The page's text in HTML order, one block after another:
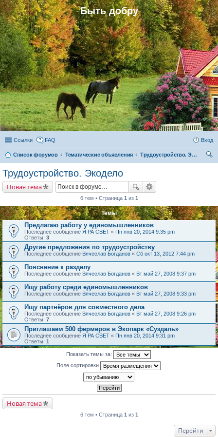
Быть добру
Ссылки FAQ Вход
Список форумов Тематические объявления
Трудоустройство. Экодело
Трудоустройство. Экодело
Новая тема
6 тем • Страница 1 из 1
Темы
Предлагаю работу у единомышленников
Последнее сообщение Я РА СВЕТ « Пн янв 20, 2014 9:35 pm
Ответы: 3
Другие предложения по трудоустройству
Последнее сообщение Вячеслав Богданов « Сб окт 13, 2012 7:44 pm
Пояснение к разделу
Последнее сообщение Вячеслав Богданов « Вт май 27, 2008 9:37 pm
Ищу работу среди единомышленников
Последнее сообщение Вячеслав Богданов « Вт май 27, 2008 9:33 pm
Ищу партнёров для совместного дела
Последнее сообщение Вячеслав Богданов « Вт май 27, 2008 9:26 pm
Ответы: 7
Приглашаем 500 фермеров в Экопарк «Суздаль»
Последнее сообщение Я РА СВЕТ « Пн янв 20, 2014 9:31 pm
Ответы: 1
Показать темы за:
Поле сортировки
Новая тема
6 тем • Страница 1 из 1
Перейти